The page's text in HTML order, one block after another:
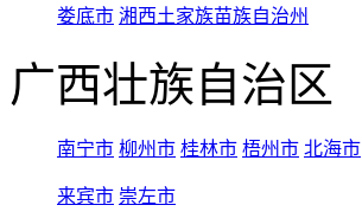
娄底市 湘西土家族苗族自治州
广西壮族自治区
南宁市 柳州市 桂林市 梧州市 北海市
来宾市 崇左市